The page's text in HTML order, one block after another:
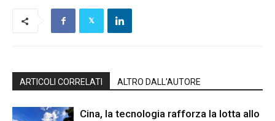
ARTICOLI CORRELATI ALTRO DALL'AUTORE
Cina, la tecnologia rafforza la lotta allo